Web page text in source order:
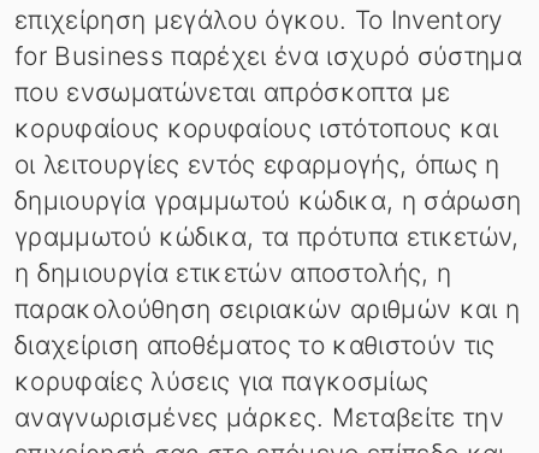
επιχείρηση μεγάλου όγκου. Το Inventory
for Business παρέχει ένα ισχυρό σύστημα
που ενσωματώνεται απρόσκοπτα με
κορυφαίους κορυφαίους ιστότοπους και
οι λειτουργίες εντός εφαρμογής, όπως η
δημιουργία γραμμωτού κώδικα, η σάρωση
γραμμωτού κώδικα, τα πρότυπα ετικετών,
η δημιουργία ετικετών αποστολής, η
παρακολούθηση σειριακών αριθμών και η
διαχείριση αποθέματος το καθιστούν τις
κορυφαίες λύσεις για παγκοσμίως
αναγνωρισμένες μάρκες. Μεταβείτε την